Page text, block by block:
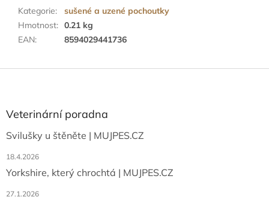
Kategorie:
sušené a uzené pochoutky
Hmotnost: 0.21 kg
EAN: 8594029441736
aVeterinární poradna
Svilušky u štěněte | MUJPES.CZ
18.4.2026
Yorkshire, který chrochtá | MUJPES.CZ
27.1.2026